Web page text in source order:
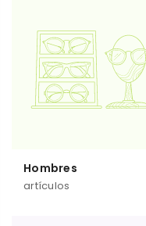
Hombres
artículos